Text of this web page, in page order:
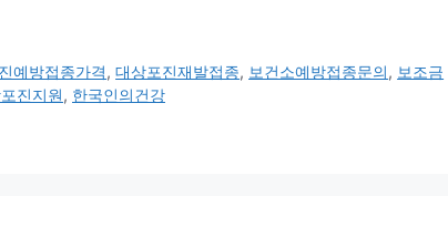
예방접종가격,대상포진재발접종, 보건소예방접종문의, 보조금
진지원, 한국인의건강